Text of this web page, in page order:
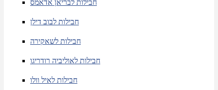
חבילות לבריאן אדאמס
חבילות לבוב דילן
חבילות לשאקירה
חבילות לאוליביה רודריגו
חבילות לאיל וולו